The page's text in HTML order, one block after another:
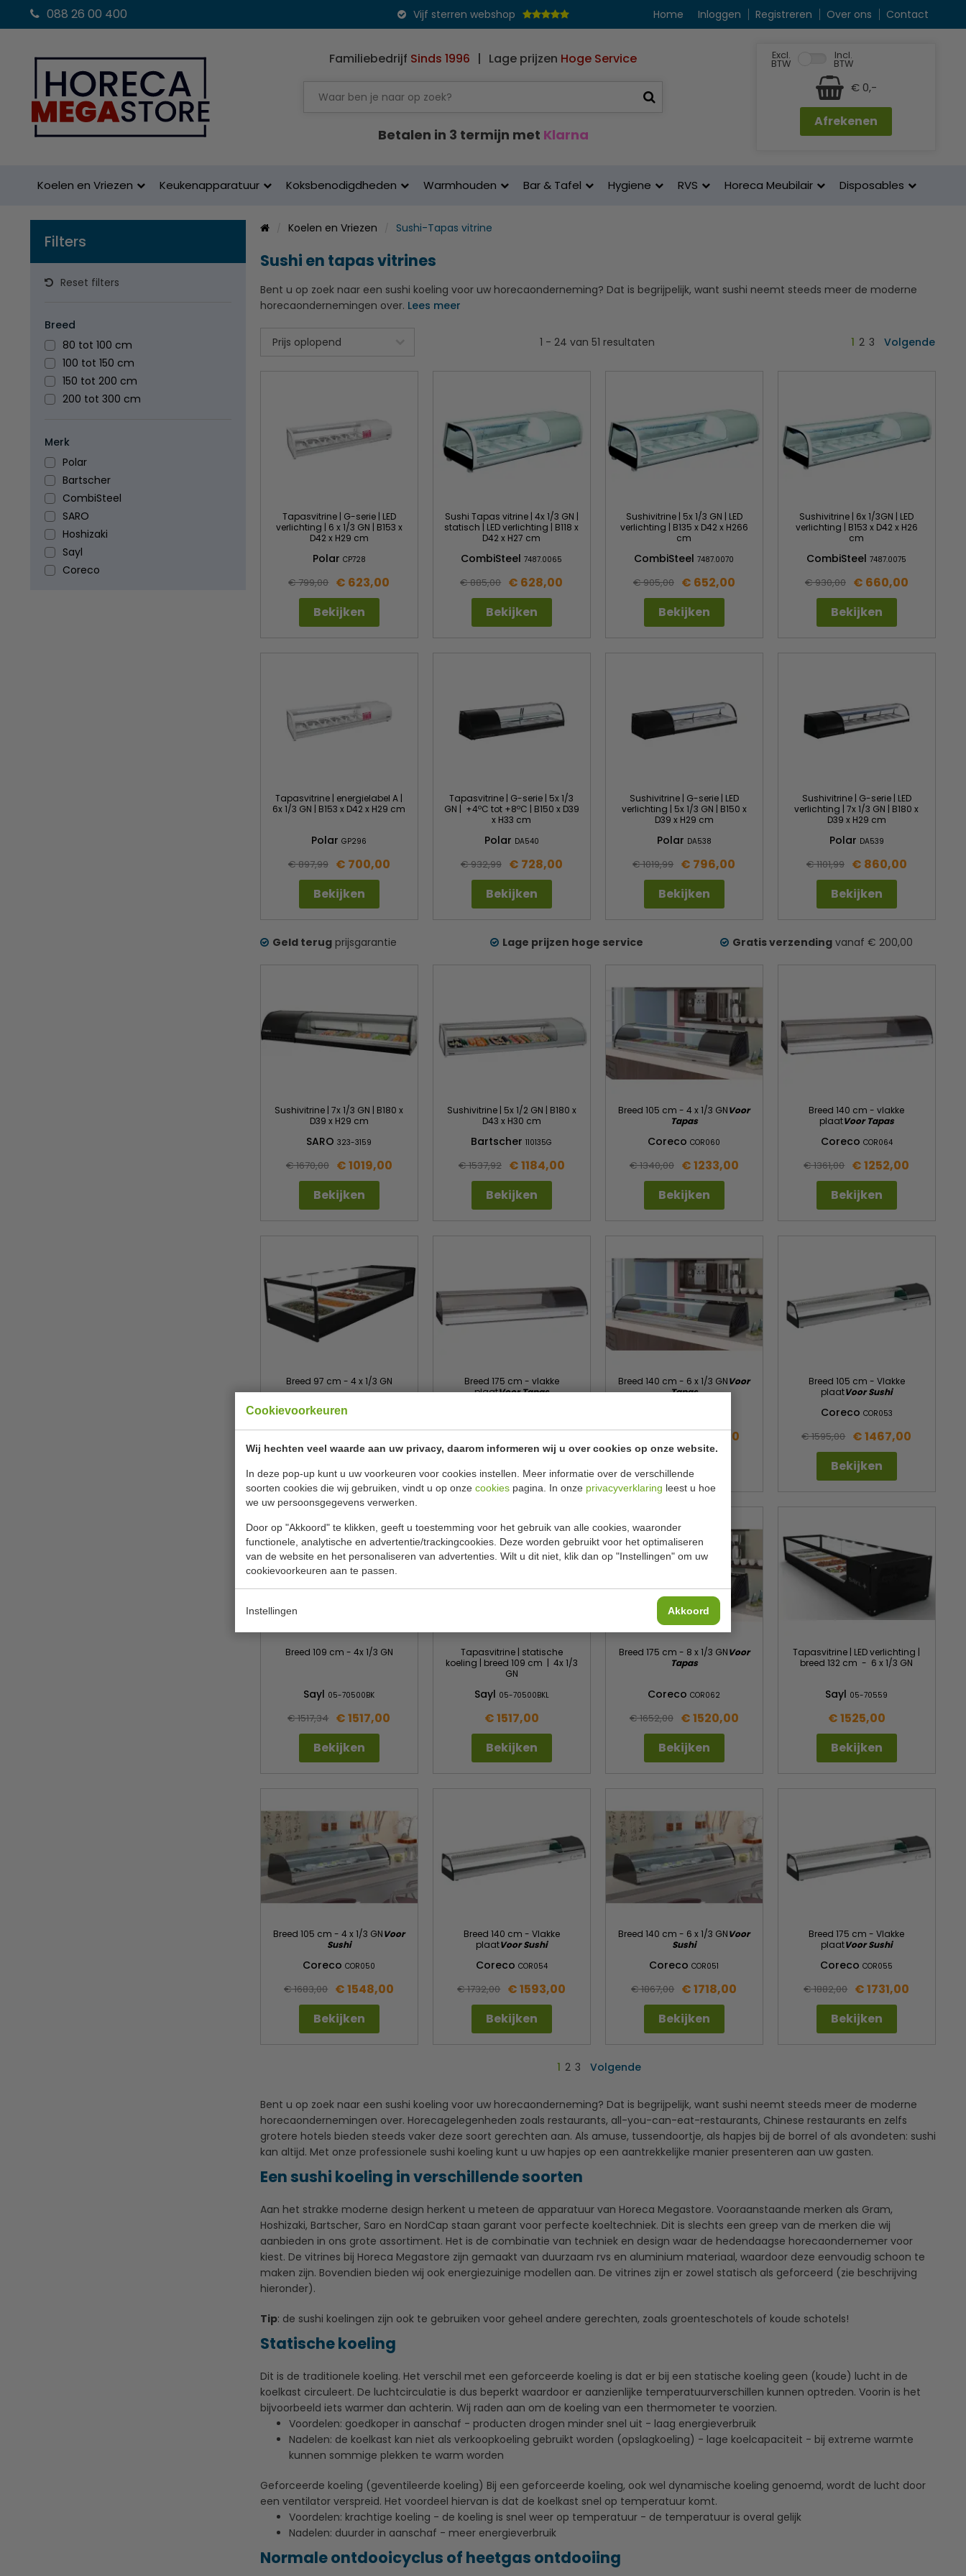
Cookievoorkeuren
Wij hechten veel waarde aan uw privacy, daarom informeren wij u over cookies op onze website.
In deze pop-up kunt u uw voorkeuren voor cookies instellen. Meer informatie over de verschillende
soorten cookies die wij gebruiken, vindt u op onze cookies pagina. In onze privacyverklaring leest u hoe
we uw persoonsgegevens verwerken.
Door op "Akkoord" te klikken, geeft u toestemming voor het gebruik van alle cookies, waaronder
functionele, analytische en advertentie/trackingcookies. Deze worden gebruikt voor het optimaliseren
van de website en het personaliseren van advertenties. Wilt u dit niet, klik dan op "Instellingen" om uw
cookievoorkeuren aan te passen.
Instellingen Akkoord
088 26 00 400 Vijf sterren webshop Home Inloggen Registreren Over ons Contact
Familiebedrijf Sinds 1996 | Lage prijzen Hoge Service
Betalen in 3 termijn met Klarna
Excl.
BTW
Incl.
BTW
€ 0,-
Afrekenen
Koelen en Vriezen Keukenapparatuur Koksbenodigdheden Warmhouden Bar & Tafel Hygiene RVS Horeca Meubilair Disposables
Filters
Reset filters
Breed
80 tot 100 cm
100 tot 150 cm
150 tot 200 cm
200 tot 300 cm
Merk
Polar
Bartscher
CombiSteel
SARO
Hoshizaki
Sayl
Coreco
Koelen en Vriezen Sushi-Tapas vitrine
Sushi en tapas vitrines
Bent u op zoek naar een sushi koeling voor uw horecaonderneming? Dat is begrijpelijk, want sushi neemt steeds meer de moderne
horecaondernemingen over. Lees meer
1 - 24 van51 resultaten 1 2 3 Volgende
Tapasvitrine | G-serie | LED
verlichting | 6 x 1/3 GN | B153 x
D42 x H29 cm
Polar CP728
€ 799,00 € 623,00
Bekijken
Sushi Tapas vitrine | 4x 1/3 GN |
statisch | LED verlichting | B118 x
D42 x H27 cm
CombiSteel7487.0065
€ 885,00 € 628,00
Bekijken
Sushivitrine | 5x 1/3 GN | LED
verlichting | B135 x D42 x H266
cm
CombiSteel7487.0070
€ 905,00 € 652,00
Bekijken
Sushivitrine | 6x 1/3GN | LED
verlichting | B153 x D42 x H26
cm
CombiSteel7487.0075
€ 930,00 € 660,00
Bekijken
Tapasvitrine | energielabel A |
6x 1/3 GN | B153 x D42 x H29 cm
PolarGP296
€ 897,99 € 700,00
Bekijken
Tapasvitrine | G-serie | 5x 1/3
GN | +4ºC tot +8ºC | B150 x D39
x H33 cm
Polar DA540
€ 932,99 € 728,00
Bekijken
Sushivitrine | G-serie | LED
verlichting | 5x 1/3 GN | B150 x
D39 x H29 cm
Polar DA538
€ 1019,99 € 796,00
Bekijken
Sushivitrine | G-serie | LED
verlichting | 7x 1/3 GN | B180 x
D39 x H29 cm
Polar DA539
€ 1101,99 € 860,00
Bekijken
Sushivitrine | 7x 1/3 GN | B180 x
D39 x H29 cm
SARO323-3159
€ 1670,00 € 1019,00
Bekijken
Sushivitrine | 5x 1/2 GN | B180 x
D43 x H30 cm
Bartscher110135G
€ 1537,92 € 1184,00
Bekijken
Breed 105 cm - 4 x 1/3 GNVoor
Tapas
CorecoCOR060
€ 1340,00 € 1233,00
Bekijken
Breed 140 cm - vlakke
plaatVoor Tapas
Coreco COR064
€ 1361,00 € 1252,00
Bekijken
Breed 97 cm - 4 x 1/3 GN
Sayl05-70558
Bekijken
Breed 175 cm - vlakke
plaatVoor Tapas
Bekijken
Breed 140 cm - 6 x 1/3 GNVoor
Tapas
€ 1384,00
Bekijken
Breed 105 cm - Vlakke
plaatVoor Sushi
Coreco COR053
€ 1595,00 € 1467,00
Bekijken
Breed 109 cm - 4x 1/3 GN
Sayl 05-70500BK
€ 1517,34 € 1517,00
Bekijken
Tapasvitrine | statische
koeling | breed 109 cm | 4x 1/3
GN
Sayl 05-70500BKL
€ 1517,00
Bekijken
Breed 175 cm - 8 x 1/3 GNVoor
Tapas
CorecoCOR062
€ 1652,00 € 1520,00
Bekijken
Tapasvitrine | LED verlichting |
breed 132 cm - 6 x 1/3 GN
Sayl 05-70559
€ 1525,00
Bekijken
Breed 105 cm - 4 x 1/3 GNVoor
Sushi
CorecoCOR050
€ 1683,00 € 1548,00
Bekijken
Breed 140 cm - Vlakke
plaatVoor Sushi
Coreco COR054
€ 1732,00 € 1593,00
Bekijken
Breed 140 cm - 6 x 1/3 GNVoor
Sushi
CorecoCOR051
€ 1867,00 € 1718,00
Bekijken
Breed 175 cm - Vlakke
plaatVoor Sushi
CorecoCOR055
€ 1882,00 € 1731,00
Bekijken
Geld terugprijsgarantie Lage prijzen hoge service Gratis verzendingvanaf € 200,00
1 2 3 Volgende
Bent u op zoek naar een sushi koeling voor uw horecaonderneming? Dat is begrijpelijk, want sushi neemt steeds meer de moderne
horecaondernemingen over. Horecagelegenheden zoals restaurants, all-you-can-eat-restaurants, Chinese restaurants en zelfs
grotere hotels bieden steeds vaker deze soort gerechten aan. Als amuse, tussendoortje, als hapjes bij de borrel of als avondeten: sushi
kan altijd. Met onze professionele sushi koeling kunt u uw hapjes op een aantrekkelijke manier presenteren aan uw gasten.
Een sushi koeling in verschillende soorten
Aan het strakke moderne design herkent u meteen de apparatuur van Horeca Megastore. Vooraanstaande merken als Gram,
Hoshizaki, Bartscher, Saro en NordCap staan garant voor perfecte koeltechniek. Dit is slechts een greep van de merken die wij
aanbieden in ons grote assortiment. Het is de combinatie van techniek en design waar de hedendaagse horecaondernemer voor
kiest. De vitrines bij Horeca Megastore zijn gemaakt van duurzaam rvs en aluminium materiaal, waardoor deze eenvoudig schoon te
maken zijn. Bovendien bieden wij ook energiezuinige modellen aan. De vitrines zijn er zowel statisch als geforceerd (zie beschrijving
hieronder).
Tip: de sushi koelingen zijn ook te gebruiken voor geheel andere gerechten, zoals groenteschotels of koude schotels!
Statische koeling
Dit is de traditionele koeling. Het verschil met een geforceerde koeling is dat er bij een statische koeling geen (koude) lucht in de
koelkast circuleert. De luchtcirculatie is dus beperkt waardoor er aanzienlijke temperatuurverschillen kunnen optreden. Voorin is het
bijvoorbeeld iets warmer dan achterin. Wij raden aan om de koeling van een thermometer te voorzien.
Voordelen: goedkoper in aanschaf - producten drogen minder snel uit - laag energieverbruik
Nadelen: de koelkast kan niet als verkoopkoeling gebruikt worden (opslagkoeling) - lage koelcapaciteit - bij extreme warmte
kunnen sommige plekken te warm worden
Geforceerde koeling (geventileerde koeling) Bij een geforceerde koeling, ook wel dynamische koeling genoemd, wordt de lucht door
een ventilator verspreid. Het voordeel hiervan is dat de koelkast snel op temperatuur komt.
Voordelen: krachtige koeling - de koeling is snel weer op temperatuur - de temperatuur is overal gelijk
Nadelen: duurder in aanschaf - meer energieverbruik
Normale ontdooicyclus of heetgas ontdooiing